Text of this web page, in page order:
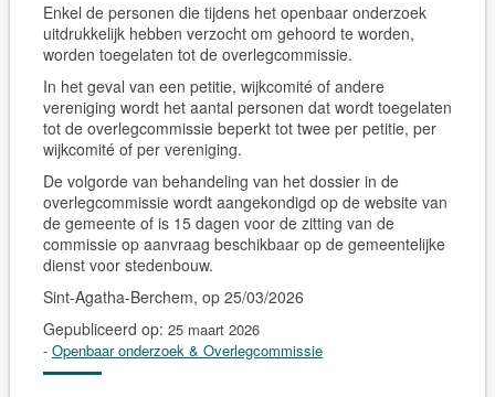
Enkel de personen die tijdens het openbaar onderzoek
uitdrukkelijk hebben verzocht om gehoord te worden,
worden toegelaten tot de overlegcommissie.
In het geval van een petitie, wijkcomité of andere
vereniging wordt het aantal personen dat wordt toegelaten
tot de overlegcommissie beperkt tot twee per petitie, per
wijkcomité of per vereniging.
De volgorde van behandeling van het dossier in de
overlegcommissie wordt aangekondigd op de website van
de gemeente of is 15 dagen voor de zitting van de
commissie op aanvraag beschikbaar op de gemeentelijke
dienst voor stedenbouw.
Sint-Agatha-Berchem, op 25/03/2026
Gepubliceerd op: 25 maart 2026
- Openbaar onderzoek & Overlegcommissie